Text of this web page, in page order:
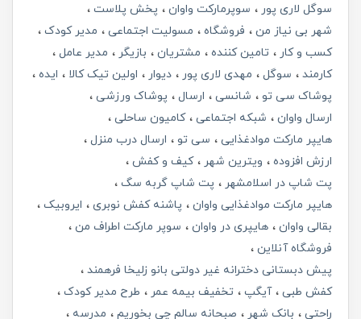
سوگل لاری پور
سوپرمارکت واوان
پخش پلاست
شهر بی نیاز من
فروشگاه مسولیت اجتماعی
مدیر کودک
کسب و کار
تامین کننده مشتریان بازیگر
مدیر عامل
کارمند
سوگل مهدی لاری پور دیوار اولین تیک کالا
ایده
پوشاک سی تو
شانسی ارسال
پوشاک ورزشی
ارسال واوان
شبکه اجتماعی
کامیون ساحلی
هایپر مارکت موادغذایی
سی تو
ارسال درب منزل
ارزش افزوده
ویترین شهر
کیف و کفش
پت شاپ در اسلامشهر
پت شاپ گربه سگ
هایپر مارکت موادغذایی واوان
پاشنه کفش نوبری
ایروبیک
بقالی واوان
هایپری در واوان
سوپر مارکت اطراف من
فروشگاه آنلاین
پیش دبستانی دخترانه غیر دولتی بانو زلیخا فرهمند
کفش طبی
آیگپ تخفیف بیمه عمر
طرح مدیر کودک
راحتی
بانک شهر صبحانه سالم چی بخوریم
مدرسه